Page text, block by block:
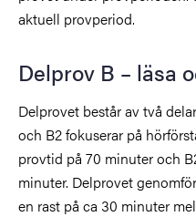
aktuell provperiod.
Delprov B – läsa
Delprovet består av två
och B2 fokuserar på
provtid på 70 minuter och
minuter. Delprovet
en rast på ca 30 minuter